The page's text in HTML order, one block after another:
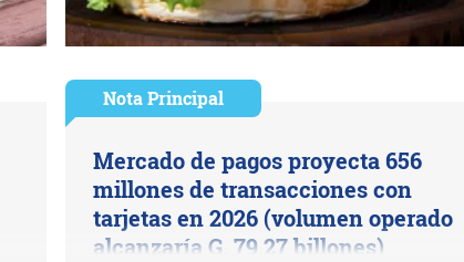
Nota Principal
Mercado de pagos proyecta 656
millones de transacciones con
tarjetas en 2026 (volumen operado
alcanzaría G. 79,27 billones)